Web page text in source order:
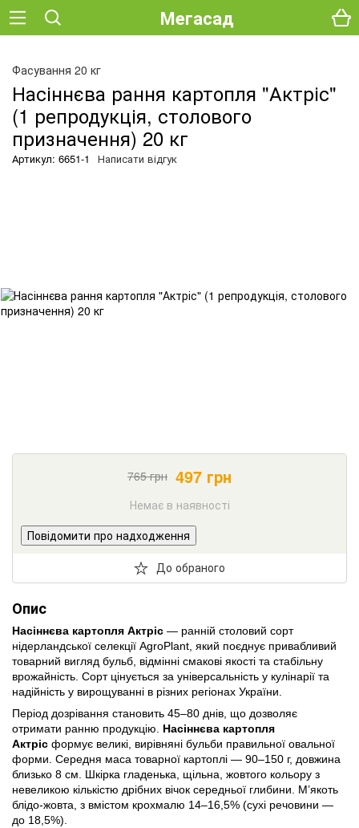
Мегасад
Фасування 20 кг
Насіннєва рання картопля "Актріс"
(1 репродукція, столового
призначення) 20 кг
Артикул: 6651-1 Написати відгук
765грн 497 грн
Немає в наявності
Повідомити про надходження
До обраного
Опис
Насіннєва картопля Актріс — ранній столовий сорт
нідерландської селекції AgroPlant, який поєднує привабливий
товарний вигляд бульб, відмінні смакові якості та стабільну
врожайність. Сорт цінується за універсальність у кулінарії та
надійність у вирощуванні в різних регіонах України.
Період дозрівання становить 45–80 днів, що дозволяє
отримати ранню продукцію. Насіннєва картопля
Актріс формує великі, вирівняні бульби правильної овальної
форми. Середня маса товарної картоплі — 90–150 г, довжина
близько 8 см. Шкірка гладенька, щільна, жовтого кольору з
невеликою кількістю дрібних вічок середньої глибини. М’якоть
блідо-жовта, з вмістом крохмалю 14–16,5% (сухі речовини —
до 18,5%).